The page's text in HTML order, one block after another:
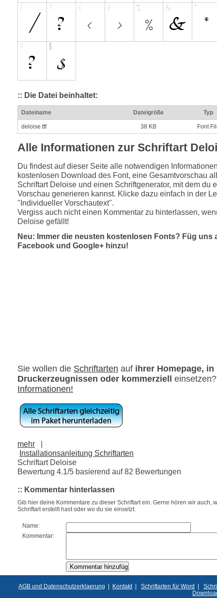
:: Die Datei beinhaltet:
Dateiname Dateigröße Typ
deloise.ttf 38 KB Font
Alle Informationen zur Schriftart
Du findest auf dieser Seite alle notwendigen
kostenlosen Download des Font, eine Gesamtvorschau
Schriftart Deloise und einen Schriftgenerator, mit dem du
Vorschau generieren kannst. Klicke dazu einfach in der
"Individueller Vorschautext".
Vergiss auch nicht einen Kommentar zu hinterlassen,
Deloise gefällt!
Neu: Immer die neusten kostenlosen Fonts? Füg uns
Facebook und Google+ hinzu!
Sie wollen die Schriftarten auf ihrer Homepage, in
Druckerzeugnissen oder kommerziell
Informationen!
mehr
|
Installationsanleitung Schriftarten
Schriftart Deloise
Bewertung 4.1/5 basierend auf82 Bewertungen
:: Kommentar hinterlassen
Gib hier deine Kommentare zu dieser Schriftart ein. Gerne hören wir auch,
Schriftart erstellt hast oder wo du sie einsetzt.
Name:
Kommentar:
AGB und Datenschutzerklaerung | Kontakt| Schriftarten für Word |